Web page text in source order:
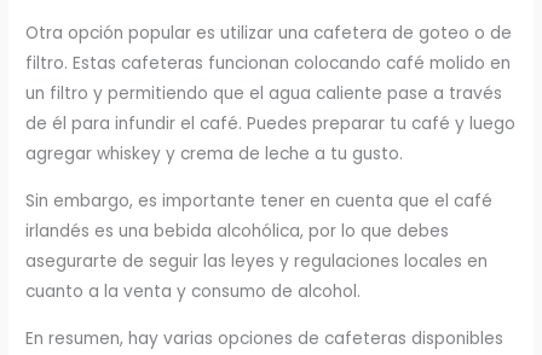
Otra opción popular es utilizar una cafetera de goteo o de
filtro. Estas cafeteras funcionan colocando café molido en
un filtro y permitiendo que el agua caliente pase a través
de él para infundir el café. Puedes preparar tu café y luego
agregar whiskey y crema de leche a tu gusto.
Sin embargo, es importante tener en cuenta que el café
irlandés es una bebida alcohólica, por lo que debes
asegurarte de seguir las leyes y regulaciones locales en
cuanto a la venta y consumo de alcohol.
En resumen, hay varias opciones de cafeteras disponibles